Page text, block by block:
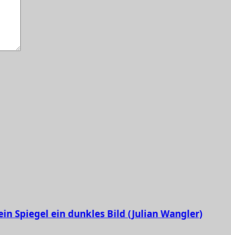
Spiegel ein dunkles Bild (Julian Wangler)